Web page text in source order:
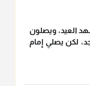
العيد، ويصلون
لكن يصلي إمام